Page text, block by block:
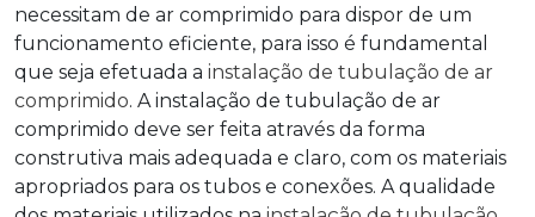
necessitam de ar comprimido para dispor de um
funcionamento eficiente, para isso é fundamental
que seja efetuada a instalação de tubulação de ar
comprimido. Ainstalação de tubulação de ar
comprimido deve ser feita através da forma
construtiva mais adequada e claro, com os materiais
apropriados para os tubos e conexões. A qualidade